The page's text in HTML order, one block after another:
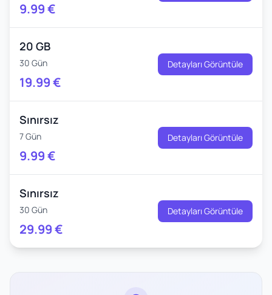
9.99€
20 GB
30 Gün
19.99€
Detayları Görüntüle
Sınırsız
7 Gün
9.99€
Detayları Görüntüle
Sınırsız
30 Gün
29.99€
Detayları Görüntüle